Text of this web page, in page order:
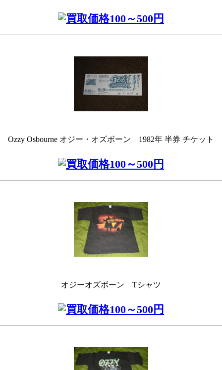
Ozzy Osbourne オジー・オズボーン 1982年 半券 チケット
オジーオズボーン Tシャツ